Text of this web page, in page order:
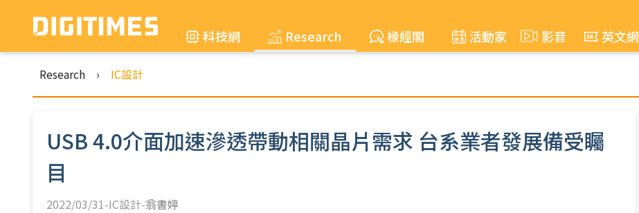
科技網 Research 椽經閣 活動家 影音 英文網
Research › IC設計
USB 4.0介面加速滲透帶動相關晶片需求 台系業者發展備受矚
目
2022/03/31-IC設計-翁書婷